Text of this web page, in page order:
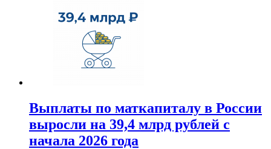
Выплаты по маткапиталу в России
выросли на 39,4 млрд рублей с
начала 2026 года